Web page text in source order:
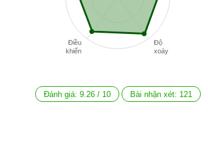
Độ
xoáy
Điều
khiển
Đánh giá: 9.26/ 10 Bài nhận xét: 121